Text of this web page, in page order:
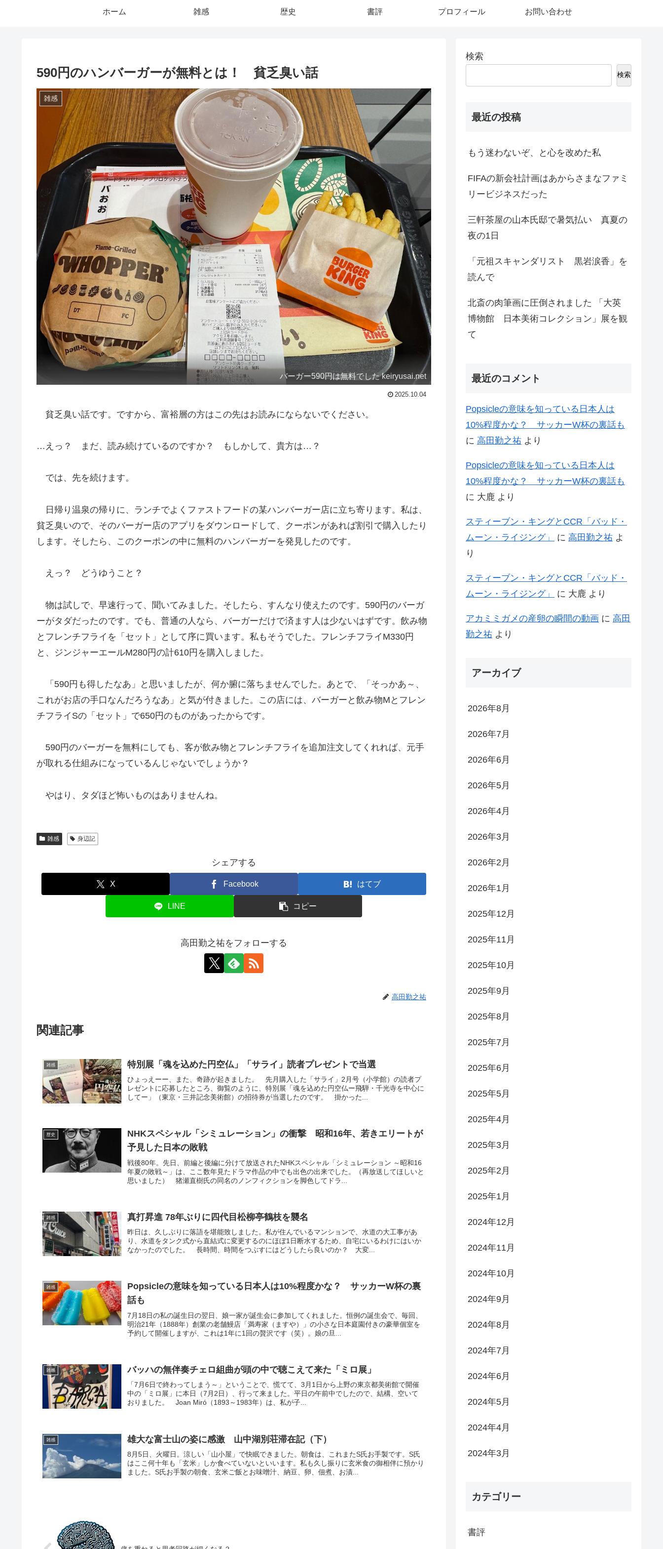
ホーム 雑感 歴史 書評 プロフィール お問い合わせ
590円のハンバーガーが無料とは！ 貧乏臭い話
雑感
バーガー590円は無料でした keiryusai.net
2025.10.04
貧乏臭い話です。ですから、富裕層の方はこの先はお読みにならないでください。
…えっ？ まだ、読み続けているのですか？ もしかして、貴方は…？
では、先を続けます。
日帰り温泉の帰りに、ランチでよくファストフードの某ハンバーガー店に立ち寄ります。私は、
貧乏臭いので、そのバーガー店のアプリをダウンロードして、クーポンがあれば割引で購入したり
します。そしたら、このクーポンの中に無料のハンバーガーを発見したのです。
えっ？ どうゆうこと？
物は試しで、早速行って、聞いてみました。そしたら、すんなり使えたのです。590円のバーガ
ーがタダだったのです。でも、普通の人なら、バーガーだけで済ます人は少ないはずです。飲み物
とフレンチフライを「セット」として序に買います。私もそうでした。フレンチフライM330円
と、ジンジャーエールM280円の計610円を購入しました。
「590円も得したなあ」と思いましたが、何か腑に落ちませんでした。あとで、「そっかあ～、
これがお店の手口なんだろうなあ」と気が付きました。この店には、バーガーと飲み物Mとフレン
チフライSの「セット」で650円のものがあったからです。
590円のバーガーを無料にしても、客が飲み物とフレンチフライを追加注文してくれれば、元手
が取れる仕組みになっているんじゃないでしょうか？
やはり、タダほど怖いものはありませんね。
雑感 身辺記
シェアする
X Facebook はてブ
LINE コピー
高田勤之祐をフォローする
高田勤之祐
関連記事
雑感 特別展「魂を込めた円空仏」「サライ」読者プレゼントで当選
ひょっえーー、また、奇跡が起きました。 先月購入した「サライ」2月号（小学館）の読者プ
レゼントに応募したところ、御覧のように、特別展「魂を込めた円空仏ー飛騨・千光寺を中心に
してー」（東京・三井記念美術館）の招待券が当選したのです。 掛かった...
歴史
NHKスペシャル「シミュレーション」の衝撃 昭和16年、若きエリートが
予見した日本の敗戦
戦後80年。先日、前編と後編に分けて放送されたNHKスペシャル「シミュレーション ～昭和16
年夏の敗戦～」は、ここ数年見たドラマ作品の中でも出色の出来でした。（再放送してほしいと
思いました） 猪瀬直樹氏の同名のノンフィクションを脚色してドラ...
雑感 真打昇進 78年ぶりに四代目松柳亭鶴枝を襲名
昨日は、久しぶりに落語を堪能致しました。私が住んでいるマンションで、水道の大工事があ
り、水道をタンク式から直結式に変更するのにほぼ1日断水するため、自宅にいるわけにはいか
なかったのでした。 長時間、時間をつぶすにはどうしたら良いのか？ 大変...
雑感
Popsicleの意味を知っている日本人は10%程度かな？ サッカーW杯の裏
話も
7月18日の私の誕生日の翌日、娘一家が誕生会に参加してくれました。恒例の誕生会で、毎回、
明治21年（1888年）創業の老舗鰻店「満寿家（ますや）」の小さな日本庭園付きの豪華個室を
予約して開催しますが、これは1年に1回の贅沢です（笑）。娘の旦...
雑感 バッハの無伴奏チェロ組曲が頭の中で聴こえて来た「ミロ展」
「7月6日で終わってしまう～」ということで、慌てて、3月1日から上野の東京都美術館で開催
中の「ミロ展」に本日（7月2日）、行って来ました。平日の午前中でしたので、結構、空いて
おりました。 Joan Miró（1893～1983年）は、私が子...
雑感 雄大な富士山の姿に感激 山中湖別荘滞在記（下）
8月5日、火曜日。涼しい「山小屋」で快眠できました。朝食は、これまたS氏お手製です。S氏
はここ何十年も「玄米」しか食べていないといいます。私も久し振りに玄米食の御相伴に預かり
ました。S氏お手製の朝食、玄米ご飯とお味噌汁、納豆、卵、佃煮、お漬...
検索
検索
最近の投稿
もう迷わないぞ、と心を改めた私
FIFAの新会社計画はあからさまなファミ
リービジネスだった
三軒茶屋の山本氏邸で暑気払い 真夏の
夜の1日
「元祖スキャンダリスト 黒岩涙香」を
読んで
北斎の肉筆画に圧倒されました 「大英
博物館 日本美術コレクション」展を観
て
最近のコメント
Popsicleの意味を知っている日本人は
10%程度かな？ サッカーW杯の裏話も
に 高田勤之祐 より
Popsicleの意味を知っている日本人は
10%程度かな？ サッカーW杯の裏話も
に 大鹿 より
スティーブン・キングとCCR「バッド・
ムーン・ライジング」
に 高田勤之祐 よ
り
スティーブン・キングとCCR「バッド・
ムーン・ライジング」
に 大鹿 より
アカミミガメの産卵の瞬間の動画 に 高田
勤之祐 より
アーカイブ
2026年8月
2026年7月
2026年6月
2026年5月
2026年4月
2026年3月
2026年2月
2026年1月
2025年12月
2025年11月
2025年10月
2025年9月
2025年8月
2025年7月
2025年6月
2025年5月
2025年4月
2025年3月
2025年2月
2025年1月
2024年12月
2024年11月
2024年10月
2024年9月
2024年8月
2024年7月
2024年6月
2024年5月
2024年4月
2024年3月
カテゴリー
書評